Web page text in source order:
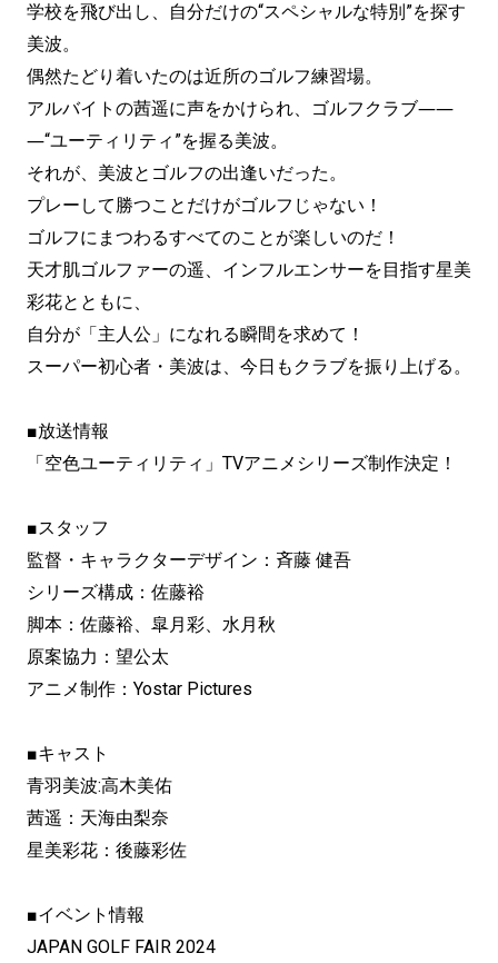
学校を飛び出し、自分だけの“スペシャルな特別”を探す
美波。
偶然たどり着いたのは近所のゴルフ練習場。
アルバイトの茜遥に声をかけられ、ゴルフクラブ――
―“ユーティリティ”を握る美波。
それが、美波とゴルフの出逢いだった。
プレーして勝つことだけがゴルフじゃない！
ゴルフにまつわるすべてのことが楽しいのだ！
天才肌ゴルファーの遥、インフルエンサーを目指す星美
彩花とともに、
自分が「主人公」になれる瞬間を求めて！
スーパー初心者・美波は、今日もクラブを振り上げる。
■放送情報
「空色ユーティリティ」TVアニメシリーズ制作決定！
■スタッフ
監督・キャラクターデザイン：斉藤 健吾
シリーズ構成：佐藤裕
脚本：佐藤裕、皐月彩、水月秋
原案協力：望公太
アニメ制作：Yostar Pictures
■キャスト
青羽美波:高木美佑
茜遥：天海由梨奈
星美彩花：後藤彩佐
■イベント情報
JAPAN GOLF FAIR 2024